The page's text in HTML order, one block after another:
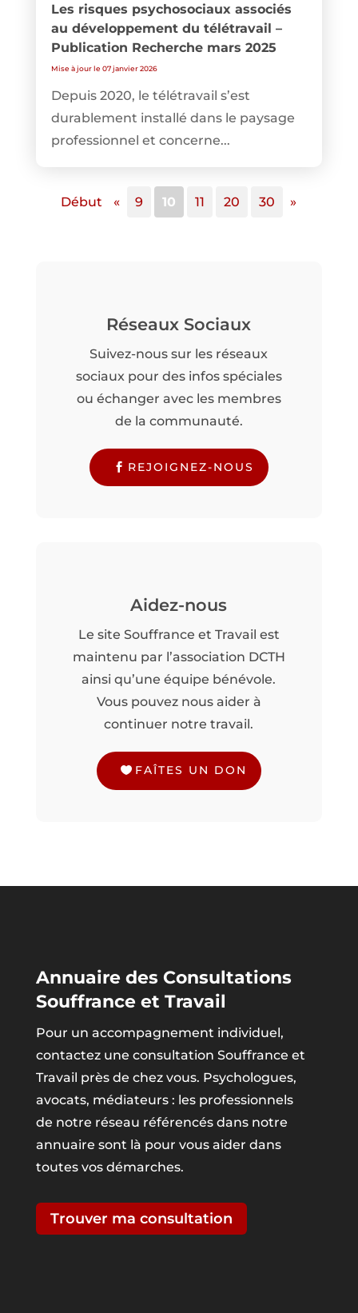
Les risques psychosociaux associés
au développement du télétravail –
Publication Recherche mars 2025
Mise à jour le 07 janvier 2026
Depuis 2020, le télétravail s’est
durablement installé dans le paysage
professionnel et concerne...
Début « 9 10 11 20 30 »
Réseaux Sociaux
Suivez-nous sur les réseaux
sociaux pour des infos spéciales
ou échanger avec les membres
de la communauté.
REJOIGNEZ-NOUS
Aidez-nous
Le site Souffrance et Travail est
maintenu par l’association DCTH
ainsi qu’une équipe bénévole.
Vous pouvez nous aider à
continuer notre travail.
FAÎTES UN DON
Annuaire des Consultations
Souffrance et Travail
Pour un accompagnement individuel,
contactez une consultation Souffrance et
Travail près de chez vous. Psychologues,
avocats, médiateurs : les professionnels
de notre réseau référencés dans notre
annuaire sont là pour vous aider dans
toutes vos démarches.
Trouver ma consultation